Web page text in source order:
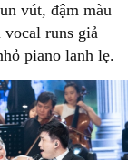
vút, đậm màu
vocal runs giả
piano lanh lẹ.